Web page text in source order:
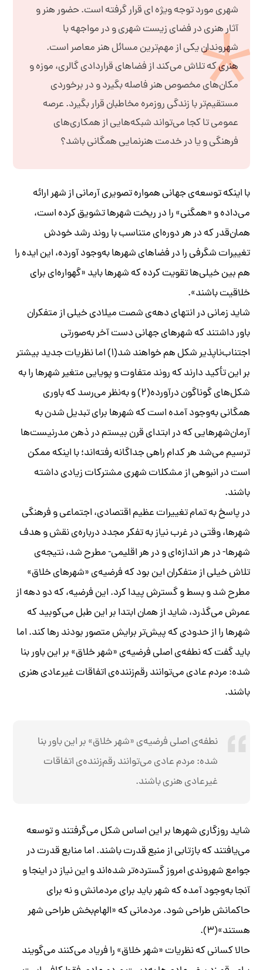
شهری مورد توجه ویژه ای قرار گرفته است. حضور هنر و
آثار هنری در فضای زیست شهری و در مواجهه با
شهروندان یکی از مهم‌ترین مسائل هنر معاصر است.
هنری که تلاش می‌کند از فضاهای قراردادی گالری، موزه و
مکان‌های مخصوص هنر فاصله بگیرد و در برخوردی
مستقیم‌تر با زندگی روزمره مخاطبان قرار بگیرد. عرصه
عمومی تا کجا می‌تواند شبکه‌هایی از همکاری‌های
فرهنگی و یا در خدمت هنرنمایی همگانی باشد؟
با اینکه توسعه‌ی جهانی همواره تصویری آرمانی از شهر ارائه
می‌داده و «همگنی» را در ریخت شهرها تشویق کرده است،
همان‌قدر که در هر دوره‌ای متناسب با روند رشد خودش
تغییرات شگرفی را در فضاهای شهرها به‌وجود آورده، این ایده را
هم بین خیلی‌ها تقویت کرده که شهرها باید «گهواره‌ای برای
خلاقیت باشند».
شاید زمانی در انتهای دهه‌ی شصت میلادی خیلی از متفکران
باور داشتند که شهرهای جهانی دست آخر به‌صورتی
اجتناب‌ناپذیر شکل هم خواهند شد(۱) اما نظریات جدید بیشتر
بر این تأکید دارند که روند متفاوت و پویایی متغیر شهرها را به
شکل‌های گوناگون درآورده(۲) و به‌نظر می‌رسد که باوری
همگانی به‌وجود آمده است که شهرها برای تبدیل شدن به
آرمان‌شهرهایی که در ابتدای قرن بیستم در ذهن مدرنیست‌ها
ترسیم می‌شد هر کدام راهی جداگانه رفته‌اند؛ با اینکه ممکن
است در انبوهی از مشکلات شهری مشترکات زیادی داشته
باشند.
در پاسخ به تمام تغییرات عظیم اقتصادی، اجتماعی و فرهنگی
شهرها، وقتی در غرب نیاز به تفکر مجدد درباره‌ی نقش و هدف
شهرها- در هر اندازه‌ای و در هر اقلیمی- مطرح شد، نتیجه‌ی
تلاش خیلی از متفکران این بود که فرضیه‌ی «شهرهای خلاق»
مطرح شد و بسط و گسترش پیدا کرد. این فرضیه، که دو دهه از
عمرش می‌گذرد، شاید از همان ابتدا بر این طبل می‌کوبید که
شهرها را از حدودی که پیش‌تر برایش متصور بودند رها کند. اما
باید گفت که نطفه‌ی اصلی فرضیه‌ی «شهر خلاق» بر این باور بنا
شده: مردم عادی می‌توانند رقم‌زننده‌ی اتفاقات غیرعادی هنری
باشند.
نطفه‌ی اصلی فرضیه‌ی «شهر خلاق» بر این باور بنا
شده: مردم عادی می‌توانند رقم‌زننده‌ی اتفاقات
غیرعادی هنری باشند.
شاید روزگاری شهرها بر این اساس شکل می‌گرفتند و توسعه‌
می‌یافتند که بازتابی از منبع قدرت باشند. اما منابع قدرت در
جوامع شهروندی امروز گسترده‌تر شده‌اند و این نیاز در اینجا و
آنجا به‌وجود آمده که شهر باید برای مردمانش و نه برای
حاکمانش طراحی شود. مردمانی که «الهام‌بخش طراحی شهر
هستند»(۳).
حالا کسانی که نظریات «شهر خلاق» را فریاد می‌کنند می‌گویند